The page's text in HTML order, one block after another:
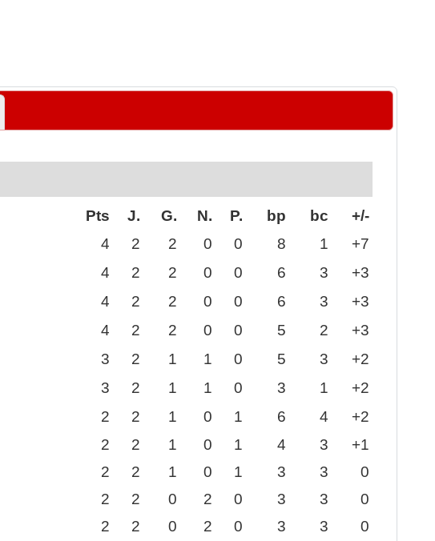
Pts J. G. N. P. bp bc
+/-
4 2 2 0 0 8 1
+7
4 2 2 0 0 6 3
+3
4 2 2 0 0 6 3
+3
4 2 2 0 0 5 2
+3
3 2 1 1 0 5 3
+2
3 2 1 1 0 3 1
+2
2 2 1 0 1 6 4
+2
2 2 1 0 1 4 3
+1
2 2 1 0 1 3 3
0
2 2 0 2 0 3 3
0
2 2 0 2 0 3 3 0